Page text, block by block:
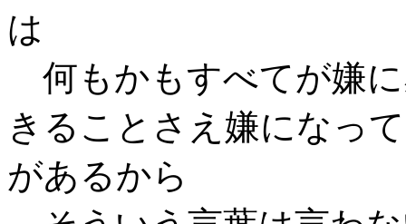
は
何もかもすべてが嫌
きることさえ嫌になっ
があるから